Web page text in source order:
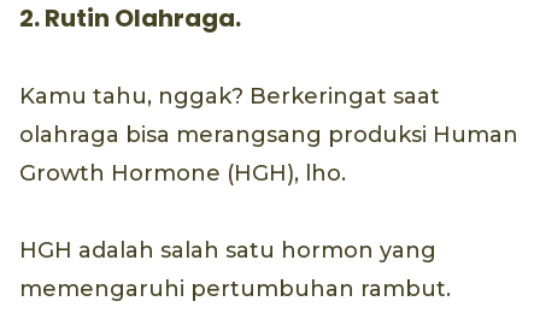
2. Rutin Olahraga.
Kamu tahu, nggak? Berkeringat saat
olahraga bisa merangsang produksi Human
Growth Hormone (HGH), lho.
HGH adalah salah satu hormon yang
memengaruhi pertumbuhan rambut.